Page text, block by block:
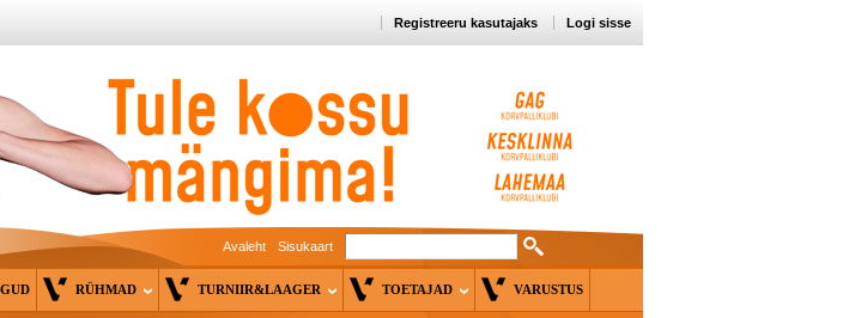
Registreeru kasutajaks Logi sisse
Avaleht Sisukaart
RÜHMAD TURNIIR&LAAGER TOETAJAD VARUSTUS